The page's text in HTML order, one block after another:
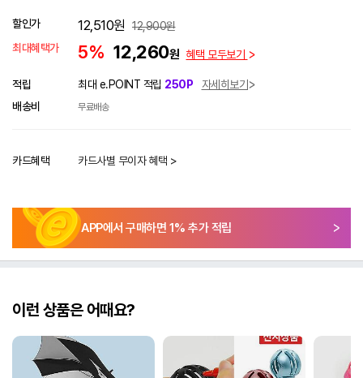
할인가 12,510원 12,900원
최대혜택가
5% 12,260원 혜택 모두보기
적립 최대 e.POINT 적립 250P
자세히보기
배송비
무료배송
카드혜택 카드사별 무이자 혜택 >
APP에서 구매하면 1% 추가 적립
이런 상품은 어때요?